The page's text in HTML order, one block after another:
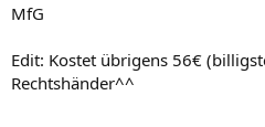
MfG
Edit: Kostet übrigens 56€
Rechtshänder^^